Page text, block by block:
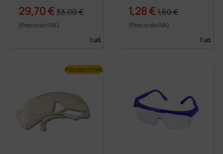
29,70 €33,00 €
(Precio sin IVA)
1 ud.
1,28 €1,60 €
(Precio sin IVA)
1 ud.
más opciones